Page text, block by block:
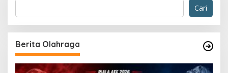
Cari
Berita Olahraga